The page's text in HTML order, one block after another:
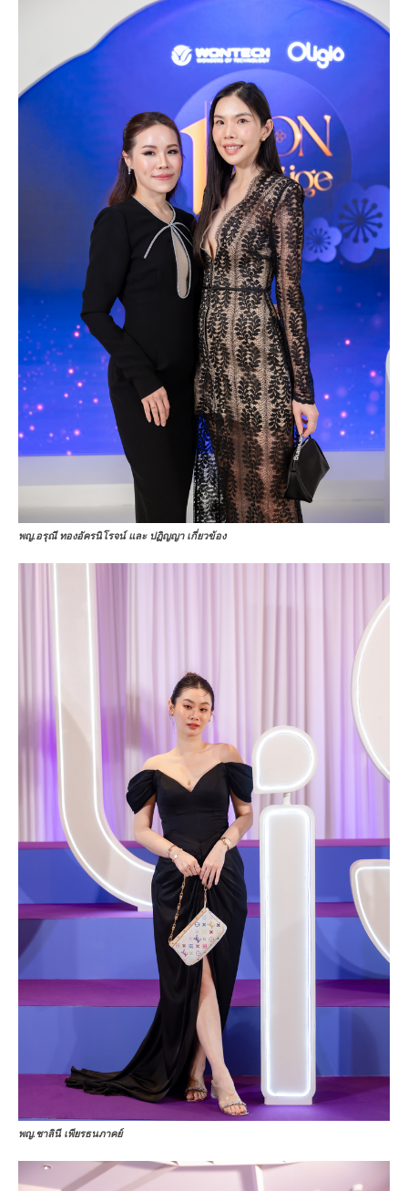
พญ.อรุณี ทองอัครนิโรจน์ และ ปฏิญญา เกี่ยวข้อง
พญ.ชาลินี เพียรธนภาคย์